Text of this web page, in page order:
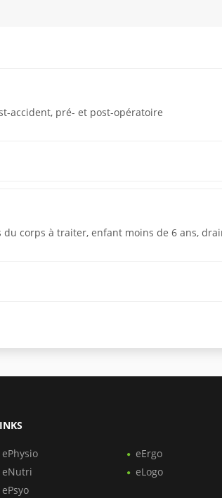
accident, pré- et post-opératoire
corps à traiter, enfant moins de 6 ans,
ePhysio
eNutri
ePsyo
eErgo
eLogo